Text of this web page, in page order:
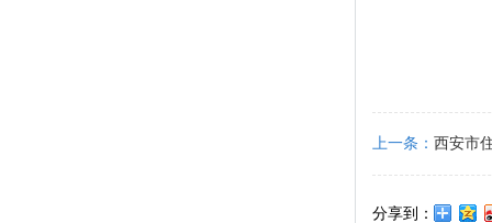
上一条： 西安市
的通知
分享到：